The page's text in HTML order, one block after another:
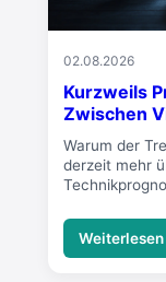
02.08.2026
Kurzweils
Zwischen
Warum der
derzeit mehr
Weiterlesen